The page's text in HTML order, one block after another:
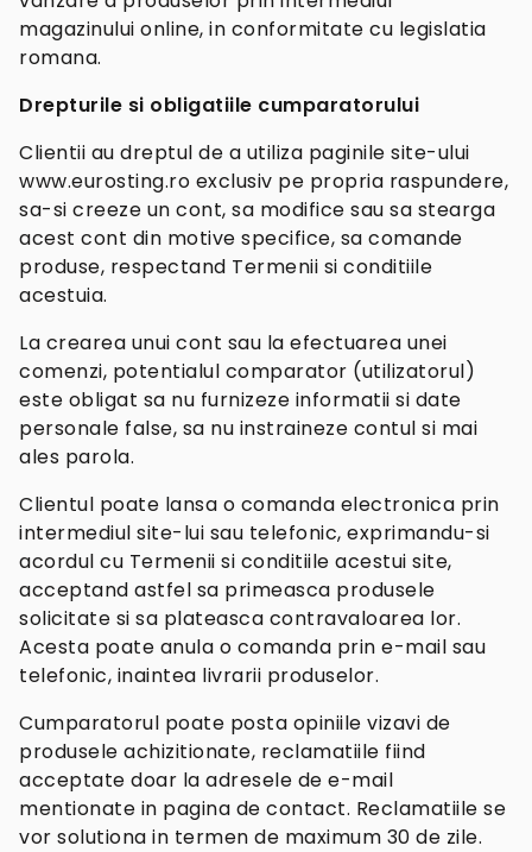
magazinului online, in conformitate cu legislatia
romana.
Drepturile si obligatiile cumparatorului
Clientii au dreptul de a utiliza paginile site-ului
www.eurosting.ro exclusiv pe propria raspundere,
sa-si creeze un cont, sa modifice sau sa stearga
acest cont din motive specifice, sa comande
produse, respectand Termenii si conditiile
acestuia.
La crearea unui cont sau la efectuarea unei
comenzi, potentialul comparator (utilizatorul)
este obligat sa nu furnizeze informatii si date
personale false, sa nu instraineze contul si mai
ales parola.
Clientul poate lansa o comanda electronica prin
intermediul site-lui sau telefonic, exprimandu-si
acordul cu Termenii si conditiile acestui site,
acceptand astfel sa primeasca produsele
solicitate si sa plateasca contravaloarea lor.
Acesta poate anula o comanda prin e-mail sau
telefonic, inaintea livrarii produselor.
Cumparatorul poate posta opiniile vizavi de
produsele achizitionate, reclamatiile fiind
acceptate doar la adresele de e-mail
mentionate in pagina de contact. Reclamatiile se
vor solutiona in termen de maximum 30 de zile.